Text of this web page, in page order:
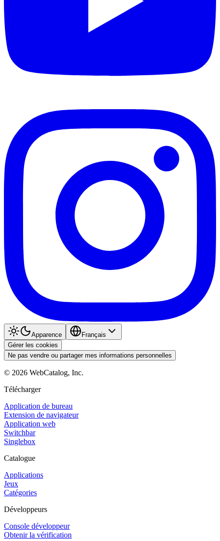
Apparence
Français
Gérer les cookies
Ne pas vendre ou partager mes informations personnelles
© 2026 WebCatalog, Inc.
Télécharger
Application de bureau
Extension de navigateur
Application web
Switchbar
Singlebox
Catalogue
Applications
Jeux
Catégories
Développeurs
Console développeur
Obtenir la vérification